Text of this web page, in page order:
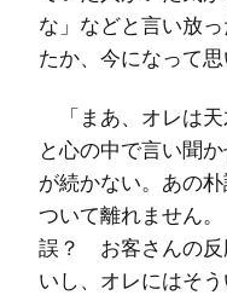
な」などと言い放
たか、今になって思
「まあ、オレは天
と心の中で言い聞
が続かない。あの
ついて離れません
誤？ お客さんの
いし、オレにはそ